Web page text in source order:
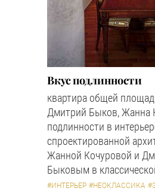
Вкус подлинности
квартира общей
Дмитрий Быков, Жанна
подлинности в
спроектированной
Жанной Кочуровой и
Быковым в
#ИНТЕРЬЕР #НЕОКЛАССИКА